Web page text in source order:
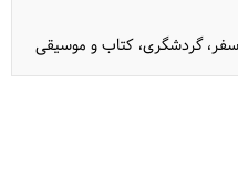
سفر، گردشگری، کتاب و موسیقی